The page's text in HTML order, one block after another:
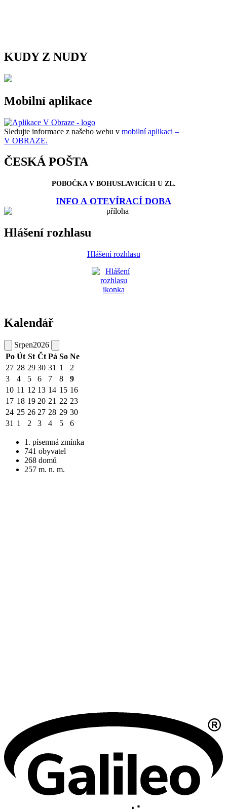
KUDY Z NUDY
Mobilní aplikace
Sledujte informace z našeho webu v mobilní aplikaci –
V OBRAZE.
ČESKÁ POŠTA
POBOČKA V BOHUSLAVICÍCH U ZL.
INFO A OTEVÍRACÍ DOBA
Hlášení rozhlasu
Hlášení rozhlasu
Kalendář
Srpen2026
Po Út St Čt Pá So Ne
27 28 29 30 31 1
2
3
4 5 6 7 8
9
10 11 12 13 14 15 16
17 18 19 20 21 22 23
24 25 26 27 28 29 30
31 1 2 3 4 5 6
1. písemná zmínka
741 obyvatel
268 domů
257 m. n. m.